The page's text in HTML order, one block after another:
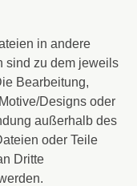
in andere
sind zu dem jeweils
Bearbeitung,
Designs oder
außerhalb des
oder Teile
Dritte